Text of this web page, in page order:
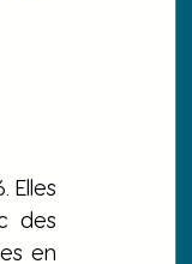
Elles
des
en